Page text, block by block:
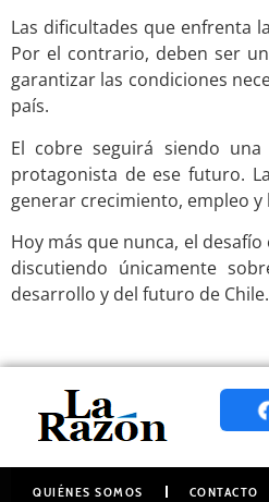
Las dificultades que enfrenta
Por el contrario, deben ser
garantizar las condiciones
país.
El cobre seguirá siendo
protagonista de ese futuro.
generar crecimiento, empleo
Hoy más que nunca, el
discutiendo únicamente
desarrollo y del futuro de Chile.
QUIÉNES SOMOS CONTACTO